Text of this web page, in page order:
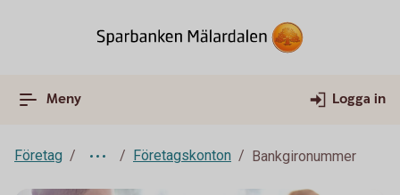
Meny Logga in
Företag Företagskonton Bankgironummer